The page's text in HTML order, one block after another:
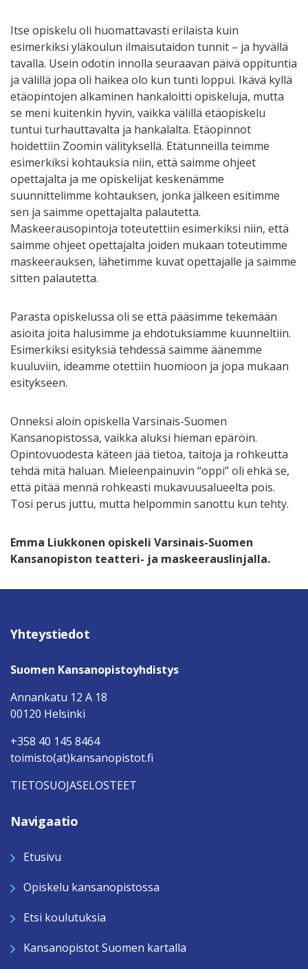
Itse opiskelu oli huomattavasti erilaista kuin
esimerkiksi yläkoulun ilmaisutaidon tunnit – ja hyvällä
tavalla. Usein odotin innolla seuraavan päivä oppituntia
ja välillä jopa oli haikea olo kun tunti loppui. Ikävä kyllä
etäopintojen alkaminen hankaloitti opiskeluja, mutta
se meni kuitenkin hyvin, vaikka välillä etäopiskelu
tuntui turhauttavalta ja hankalalta. Etäopinnot
hoidettiin Zoomin välityksellä. Etätunneilla teimme
esimerkiksi kohtauksia niin, että saimme ohjeet
opettajalta ja me opiskelijat keskenämme
suunnittelimme kohtauksen, jonka jälkeen esitimme
sen ja saimme opettajalta palautetta.
Maskeerausopintoja toteutettiin esimerkiksi niin, että
saimme ohjeet opettajalta joiden mukaan toteutimme
maskeerauksen, lähetimme kuvat opettajalle ja saimme
sitten palautetta.
Parasta opiskelussa oli se että pääsimme tekemään
asioita joita halusimme ja ehdotuksiamme kuunneltiin.
Esimerkiksi esityksiä tehdessä saimme äänemme
kuuluviin, ideamme otettiin huomioon ja jopa mukaan
esitykseen.
Onneksi aloin opiskella Varsinais-Suomen
Kansanopistossa, vaikka aluksi hieman epäröin.
Opintovuodesta käteen jää tietoa, taitoja ja rohkeutta
tehdä mitä haluan. Mieleenpainuvin “oppi” oli ehkä se,
että pitää mennä rohkeasti mukavuusalueelta pois.
Tosi perus juttu, mutta helpommin sanottu kun tehty.
Emma Liukkonen opiskeli Varsinais-Suomen
Kansanopiston teatteri- ja maskeerauslinjalla.
Yhteystiedot
Suomen Kansanopistoyhdistys
Annankatu 12 A 18
00120 Helsinki
+358 40 145 8464
toimisto(at)kansanopistot.fi
TIETOSUOJASELOSTEET
Navigaatio
Etusivu
Opiskelu kansanopistossa
Etsi koulutuksia
Kansanopistot Suomen kartalla